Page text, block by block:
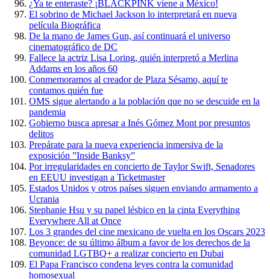
¿Ya te enteraste? ¡BLACKPINK viene a México!
El sobrino de Michael Jackson lo interpretará en nueva
película Biográfica
De la mano de James Gun, así continuará el universo
cinematográfico de DC
Fallece la actriz Lisa Loring, quién interpretó a Merlina
Addams en los años 60
Conmemoramos al creador de Plaza Sésamo, aquí te
contamos quién fue
OMS sigue alertando a la población que no se descuide en la
pandemia
Gobierno busca apresar a Inés Gómez Mont por presuntos
delitos
Prepárate para la nueva experiencia inmersiva de la
exposición ”Inside Banksy”
Por irregularidades en concierto de Taylor Swift, Senadores
en EEUU investigan a Ticketmaster
Estados Unidos y otros países siguen enviando armamento a
Ucrania
Stephanie Hsu y su papel lésbico en la cinta Everything
Everywhere All at Once
Los 3 grandes del cine mexicano de vuelta en los Oscars 2023
Beyonce: de su último álbum a favor de los derechos de la
comunidad LGTBQ+ a realizar concierto en Dubai
El Papa Francisco condena leyes contra la comunidad
homosexual